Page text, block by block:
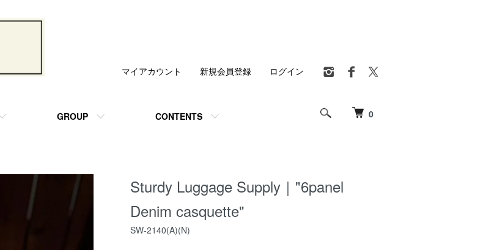
0
GROUP CONTENTS
マイアカウント 新規会員登録 ログイン
Sturdy Luggage Supply｜"6panel
Denim casquette"
SW-2140(A)(N)